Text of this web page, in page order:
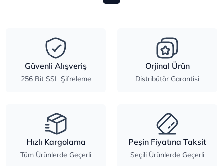
Güvenli Alışveriş
256 Bit SSL Şifreleme
Orjinal Ürün
Distribütör Garantisi
Hızlı Kargolama
Tüm Ürünlerde Geçerli
Peşin Fiyatına Taksit
Seçili Ürünlerde Geçerli